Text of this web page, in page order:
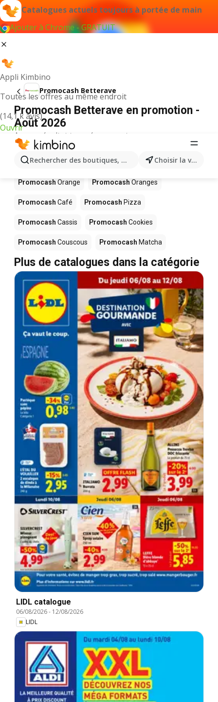
Catalogues actuels toujours à portée de main
Ajouter à Chrome - GRATUIT
Appli Kimbino
Toutes les offres au même endroit
(14,1 k avis)
Ouvrir
Rechercher des boutiques, des catégories, des Choisir la ville
Promocash Betterave
Promocash Betterave en promotion -
Août 2026
Aucun résultat trouvé pour ce terme.
D’autres produits dans les magasins
Promocash
Promocash Orange Promocash Oranges
Promocash Café Promocash Pizza
Promocash Cassis Promocash Cookies
Promocash Couscous Promocash Matcha
Plus de catalogues dans la catégorie
LIDL catalogue
06/08/2026- 12/08/2026
LIDL